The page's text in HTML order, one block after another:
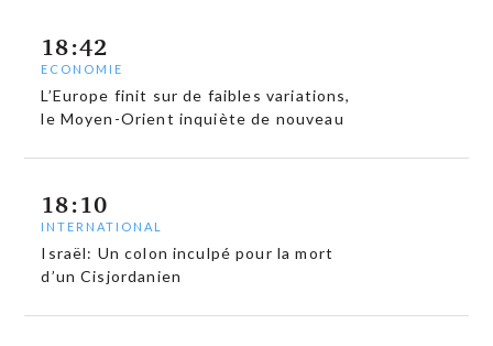
18:42
ECONOMIE
L’Europe finit sur de faibles variations,
le Moyen-Orient inquiète de nouveau
18:10
INTERNATIONAL
Israël: Un colon inculpé pour la mort
d’un Cisjordanien